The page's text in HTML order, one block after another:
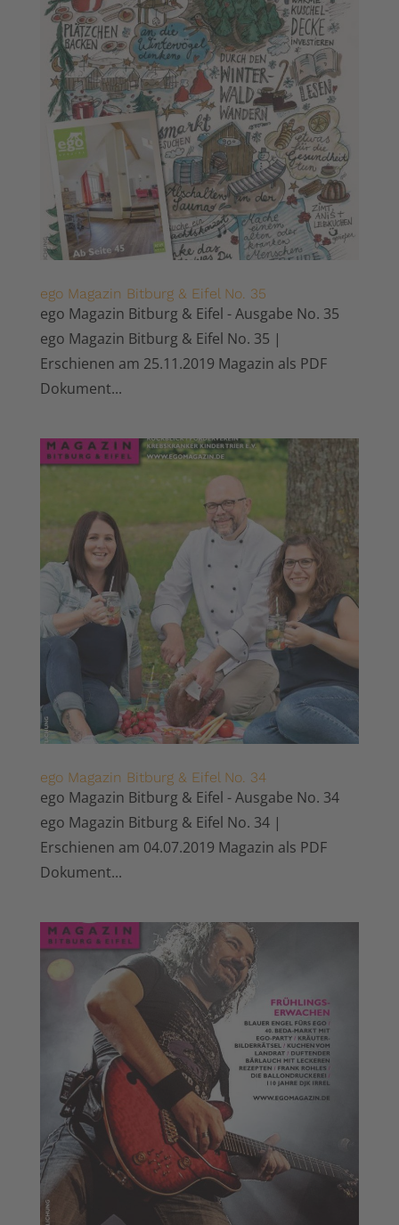
ego Magazin Bitburg & Eifel No. 35
ego Magazin Bitburg & Eifel - Ausgabe No. 35
ego Magazin Bitburg & Eifel No. 35 |
Erschienen am 25.11.2019 Magazin als PDF
Dokument...
ego Magazin Bitburg & Eifel No. 34
ego Magazin Bitburg & Eifel - Ausgabe No. 34
ego Magazin Bitburg & Eifel No. 34 |
Erschienen am 04.07.2019 Magazin als PDF
Dokument...